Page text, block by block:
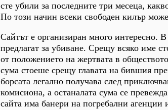
сте убили за последните три месеца,
По този начин всеки свободен килър
Сайтът е организиран много интересно.
предлагат за убиване. Срещу всяко име
от положението на жертвата в
сума стоеше срещу главата на бившия
борсата легално получава след
комисиона, а останалата сума се
сайта има банери на погребални